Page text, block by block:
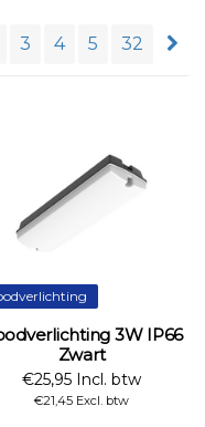
3 4 5 32
3W IP66
Zwart
€25,95 Incl. btw
€21,45 Excl. btw